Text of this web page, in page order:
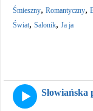
Śmieszny, Romantyczny,
Świat, Salonik, Ja ja
Słowiańska